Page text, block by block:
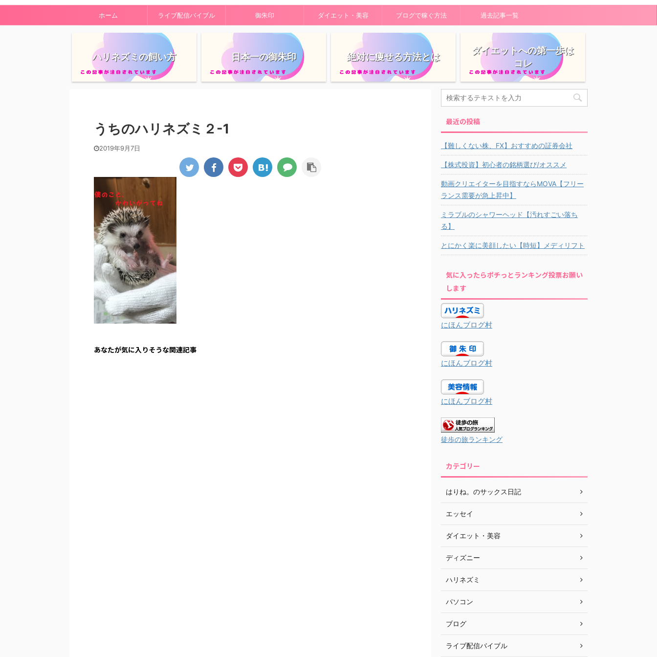
ホーム ライブ配信バイブル 御朱印 ダイエット・美容 ブログで稼ぐ方法 過去記事一覧
ハリネズミの飼い方 日本一の御朱印 絶対に痩せる方法とは
ダイエットへの第一歩は
コレ
うちのハリネズミ２-1
2019年9月7日
あなたが気に入りそうな関連記事
最近の投稿
【難しくない株、FX】おすすめの証券会社
【株式投資】初心者の銘柄選び/オススメ
動画クリエイターを目指すならMOVA【フリー
ランス需要が急上昇中】
ミラブルのシャワーヘッド【汚れすごい落ち
る】
とにかく楽に美顔したい【時短】メディリフト
気に入ったらポチっとランキング投票お願い
します
にほんブログ村
にほんブログ村
にほんブログ村
徒歩の旅ランキング
カテゴリー
はりね。のサックス日記
エッセイ
ダイエット・美容
ディズニー
ハリネズミ
パソコン
ブログ
ライブ配信バイブル